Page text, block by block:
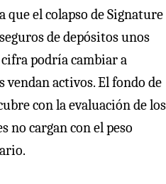
que el colapso de Signature
de depósitos unos
podría cambiar a
vendan activos. El fondo de
con la evaluación de los
no cargan con el peso